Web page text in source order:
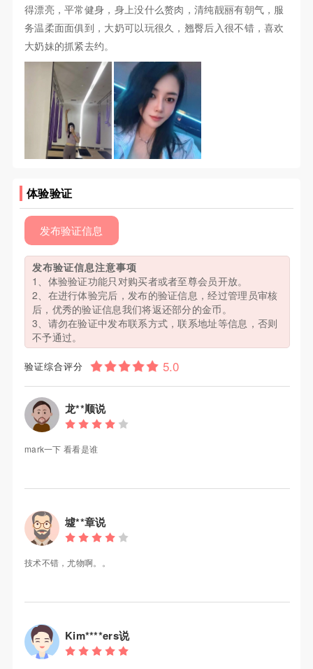
得漂亮，平常健身，身上没什么赘肉，清纯靓丽有朝气，服
务温柔面面俱到，大奶可以玩很久，翘臀后入很不错，喜欢
大奶妹的抓紧去约。
体验验证
发布验证信息
发布验证信息注意事项
1、体验验证功能只对购买者或者至尊会员开放。
2、在进行体验完后，发布的验证信息，经过管理员审核
后，优秀的验证信息我们将返还部分的金币。
3、请勿在验证中发布联系方式，联系地址等信息，否则
不予通过。
验证综合评分
龙**顺说
mark一下 看看是谁
墟**章说
技术不错，尤物啊。。
Kim****ers说